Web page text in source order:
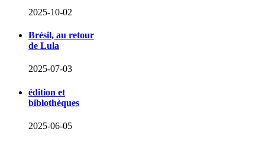
2025-10-02
Brésil, au retour
de Lula
2025-07-03
édition et
biblothèques
2025-06-05